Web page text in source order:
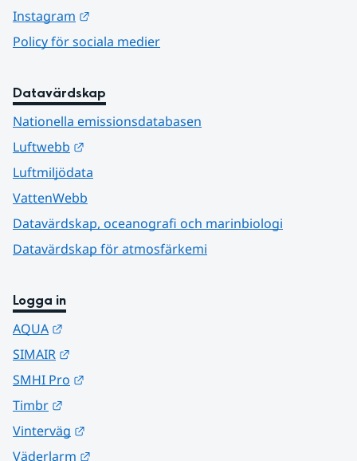
Instagram
Policy för sociala medier
Datavärdskap
Nationella emissionsdatabasen
Luftwebb
Luftmiljödata
VattenWebb
Datavärdskap, oceanografi och marinbiologi
Datavärdskap för atmosfärkemi
Logga in
AQUA
SIMAIR
SMHI Pro
Timbr
Vinterväg
Väderlarm